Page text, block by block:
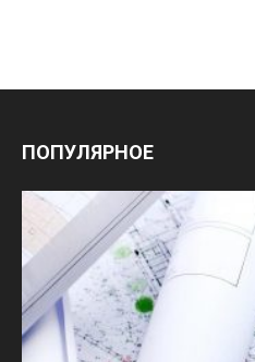
ПОПУЛЯРНОЕ